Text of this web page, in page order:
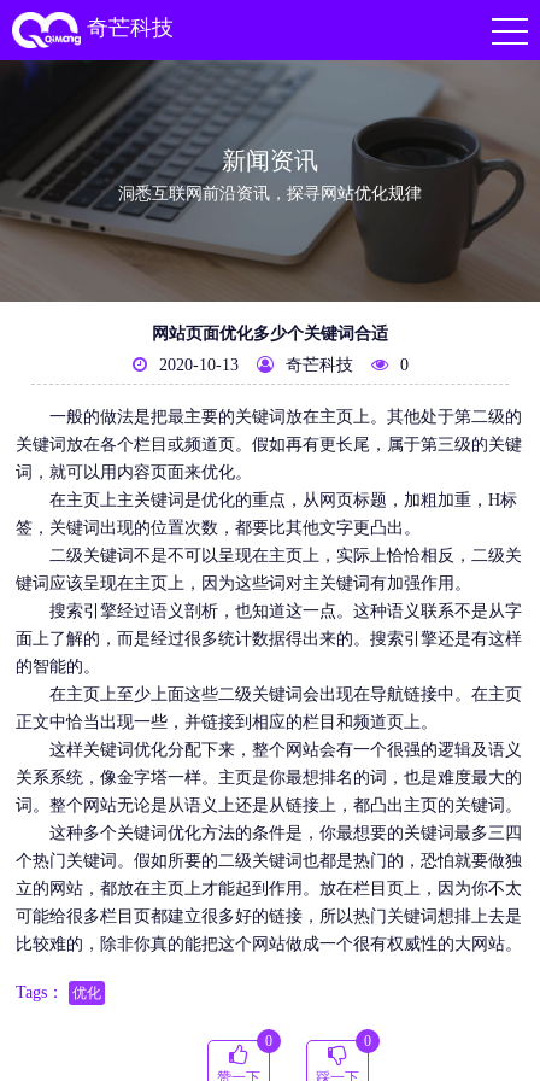
奇芒科技
新闻资讯
洞悉互联网前沿资讯，探寻网站优化规律
网站页面优化多少个关键词合适
2020-10-13
奇芒科技 0
一般的做法是把最主要的关键词放在主页上。其他处于第二级的
关键词放在各个栏目或频道页。假如再有更长尾，属于第三级的关键
词，就可以用内容页面来优化。
在主页上主关键词是优化的重点，从网页标题，加粗加重，H标
签，关键词出现的位置次数，都要比其他文字更凸出。
二级关键词不是不可以呈现在主页上，实际上恰恰相反，二级关
键词应该呈现在主页上，因为这些词对主关键词有加强作用。
搜索引擎经过语义剖析，也知道这一点。这种语义联系不是从字
面上了解的，而是经过很多统计数据得出来的。搜索引擎还是有这样
的智能的。
在主页上至少上面这些二级关键词会出现在导航链接中。在主页
正文中恰当出现一些，并链接到相应的栏目和频道页上。
这样关键词优化分配下来，整个网站会有一个很强的逻辑及语义
关系系统，像金字塔一样。主页是你最想排名的词，也是难度最大的
词。整个网站无论是从语义上还是从链接上，都凸出主页的关键词。
这种多个关键词优化方法的条件是，你最想要的关键词最多三四
个热门关键词。假如所要的二级关键词也都是热门的，恐怕就要做独
立的网站，都放在主页上才能起到作用。放在栏目页上，因为你不太
可能给很多栏目页都建立很多好的链接，所以热门关键词想排上去是
比较难的，除非你真的能把这个网站做成一个很有权威性的大网站。
Tags： 优化
赞一下
0
踩一下
0